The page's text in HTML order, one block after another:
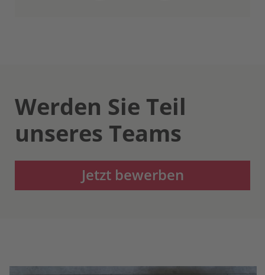
Werden Sie Teil
unseres Teams
Jetzt bewerben